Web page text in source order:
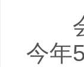
会
今年